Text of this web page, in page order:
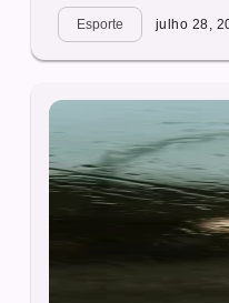
Esporte julho 28,